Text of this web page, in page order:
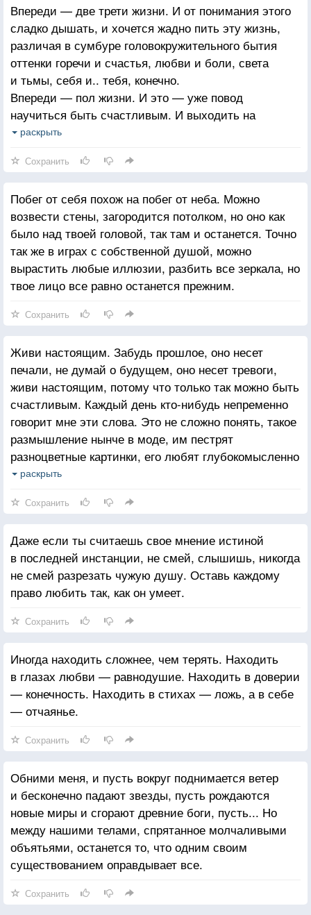
Впереди — две трети жизни. И от понимания этого
сладко дышать, и хочется жадно пить эту жизнь,
различая в сумбуре головокружительного бытия
оттенки горечи и счастья, любви и боли, света
и тьмы, себя и.. тебя, конечно.
Впереди — пол жизни. И это — уже повод
научиться быть счастливым. И выходить на
перепутье дорог, и вдыхать полной грудью ветра,
и шире любых слов, оттого, что есть к чему
стремиться и кого желать.
Впереди — четверть жизни. Целая четверть
шепчущих сказки деревьев, мокрых от дождя
мостовых, запаха моря и солнца, теплых нежных
рук и согласных губ, песен и стихов. И даже
россыпь морщин возле глаз — лишь дорогая
твоему сердцу память о таких честных, таких
Мы ещё успеем. Пожить, надышаться, налюбиться,
настрадаться вволю. Мы ещё успеем коснуться
рукою звёзд и сочинить свою лучшую поэму,
сделать кого-нибудь счастливым и прочесть те
книги, которые откладывали в ящик стола. Мы ещё
успеем объехать весь мир и заглянуть в глаза
каждой души. Мы ещё успеем, потому что впереди
— есть ещё несколько минут.
раскрыть
Сохранить
Побег от себя похож на побег от неба. Можно
возвести стены, загородится потолком, но оно как
было над твоей головой, так там и останется. Точно
так же в играх с собственной душой, можно
вырастить любые иллюзии, разбить все зеркала, но
твое лицо все равно останется прежним.
Сохранить
Живи настоящим. Забудь прошлое, оно несет
печали, не думай о будущем, оно несет тревоги,
живи настоящим, потому что только так можно быть
счастливым. Каждый день кто-нибудь непременно
говорит мне эти слова. Это не сложно понять, такое
размышление нынче в моде, им пестрят
разноцветные картинки, его любят глубокомысленно
повторять скучающие домохозяйки. Это удобно, как
жизни в кредит. Возьми сейчас свой огрызок света,
человек, сыто зевни над урчащими потребностями
и не думай ни о чем, заплатишь ты только завтра,
а это так далеко от тебя. Я говорю с людьми,
несущими эту простую мысль как знамя, и вдруг
понимаю, что мир разбился. В их наивных, верящих
развалился на куцые обломки времен, на мозаику
мелочей. Живи настоящим, потому что жить
прошлым или будущим так больно.
А жизнь, она ведь включает в себя все, она не
имеет границ, она не делится на времена. И я
говорю: живи, люби жизнь, цени прошлое, оно
учило тебя, радуйся настоящему, в нем разлита
любовь, верь в будущее, оно принадлежит тебе, не
ни запирай душу свою раненым зверем ни
в прошлом, ни в будущем, ни в настоящем. И будь
счастливым, потому что счастье не в выбранном
куске судьбы, оно, как и красота — в глазах
смотрящего.
раскрыть
Сохранить
Даже если ты считаешь свое мнение истиной
в последней инстанции, не смей, слышишь, никогда
не смей разрезать чужую душу. Оставь каждому
право любить так, как он умеет.
Сохранить
Иногда находить сложнее, чем терять. Находить
в глазах любви — равнодушие. Находить в доверии
— конечность. Находить в стихах — ложь, а в себе
— отчаянье.
Сохранить
Обними меня, и пусть вокруг поднимается ветер
и бесконечно падают звезды, пусть рождаются
новые миры и сгорают древние боги, пусть... Но
между нашими телами, спрятанное молчаливыми
объятьями, останется то, что одним своим
существованием оправдывает все.
Сохранить